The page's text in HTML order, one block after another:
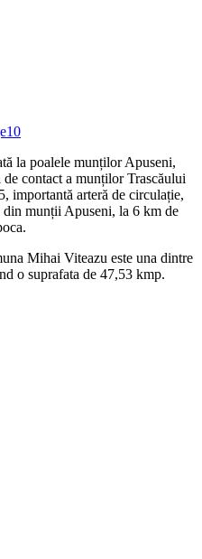
10
la poalele munților Apuseni,
contact a munților Trascăului
importantă arteră de circulație,
din munții Apuseni, la 6 km de
Mihai Viteazu este una dintre
o suprafata de 47,53 kmp.